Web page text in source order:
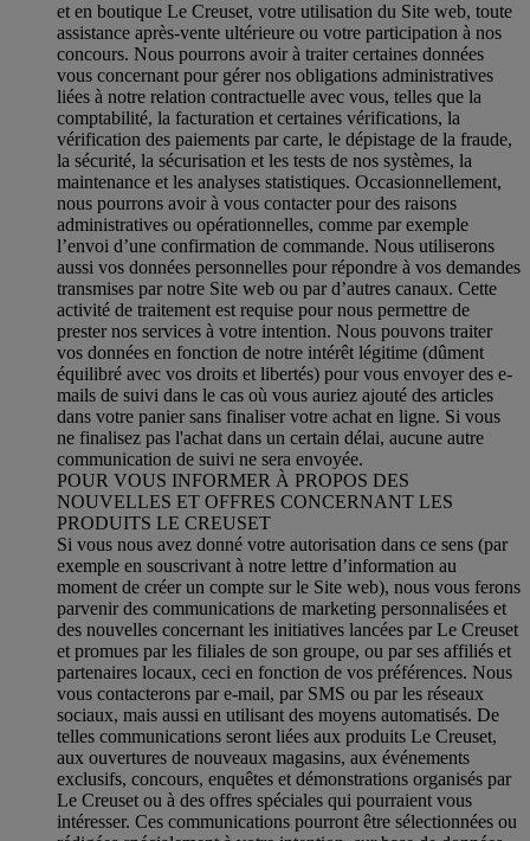
et en boutique Le Creuset, votre utilisation du Site web, toute
assistance après-vente ultérieure ou votre participation à nos
concours. Nous pourrons avoir à traiter certaines données
vous concernant pour gérer nos obligations administratives
liées à notre relation contractuelle avec vous, telles que la
comptabilité, la facturation et certaines vérifications, la
vérification des paiements par carte, le dépistage de la fraude,
la sécurité, la sécurisation et les tests de nos systèmes, la
maintenance et les analyses statistiques. Occasionnellement,
nous pourrons avoir à vous contacter pour des raisons
administratives ou opérationnelles, comme par exemple
l’envoi d’une confirmation de commande. Nous utiliserons
aussi vos données personnelles pour répondre à vos demandes
transmises par notre Site web ou par d’autres canaux. Cette
activité de traitement est requise pour nous permettre de
prester nos services à votre intention. Nous pouvons traiter
vos données en fonction de notre intérêt légitime (dûment
équilibré avec vos droits et libertés) pour vous envoyer des e-
mails de suivi dans le cas où vous auriez ajouté des articles
dans votre panier sans finaliser votre achat en ligne. Si vous
ne finalisez pas l'achat dans un certain délai, aucune autre
communication de suivi ne sera envoyée.
POUR VOUS INFORMER À PROPOS DES
NOUVELLES ET OFFRES CONCERNANT LES
PRODUITS LE CREUSET
Si vous nous avez donné votre autorisation dans ce sens (par
exemple en souscrivant à notre lettre d’information au
moment de créer un compte sur le Site web), nous vous ferons
parvenir des communications de marketing personnalisées et
des nouvelles concernant les initiatives lancées par Le Creuset
et promues par les filiales de son groupe, ou par ses affiliés et
partenaires locaux, ceci en fonction de vos préférences. Nous
vous contacterons par e-mail, par SMS ou par les réseaux
sociaux, mais aussi en utilisant des moyens automatisés. De
telles communications seront liées aux produits Le Creuset,
aux ouvertures de nouveaux magasins, aux événements
exclusifs, concours, enquêtes et démonstrations organisés par
Le Creuset ou à des offres spéciales qui pourraient vous
intéresser. Ces communications pourront être sélectionnées ou